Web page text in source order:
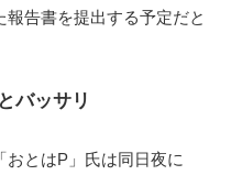
告書を提出する予定だと
バッサリ
とはP」氏は同日夜に